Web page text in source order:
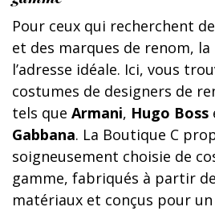
Pour ceux qui recherchent
et des marques de renom,
l’adresse idéale. Ici, vous
costumes de designers de
tels que Armani, Hugo Boss
Gabbana. La Boutique C
soigneusement choisie de
gamme, fabriqués à partir
matériaux et conçus pour